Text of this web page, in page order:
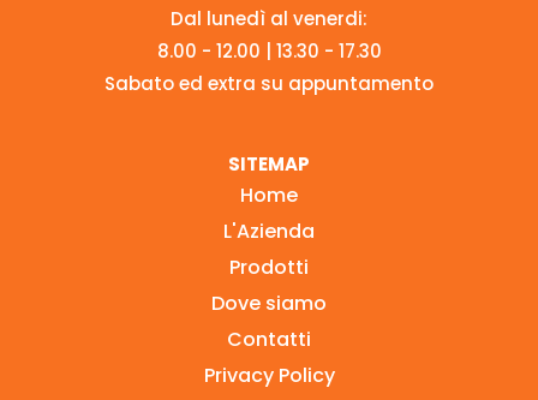
Dal lunedì al venerdi:
8.00 - 12.00 | 13.30 - 17.30
Sabato ed extra su appuntamento
SITEMAP
Home
L'Azienda
Prodotti
Dove siamo
Contatti
Privacy Policy